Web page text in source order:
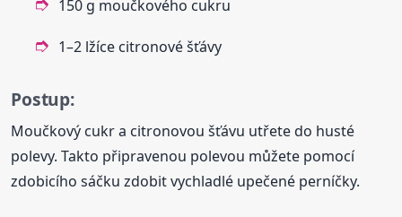
150 g moučkového cukru
1–2 lžíce citronové šťávy
Postup:
Moučkový cukr a citronovou šťávu utřete do husté
polevy. Takto připravenou polevou můžete pomocí
zdobicího sáčku zdobit vychladlé upečené perníčky.